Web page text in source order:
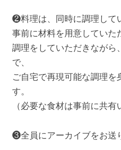
❷料理は、同時に調理して
事前に材料を用意していた
調理をしていただきながら
で、
ご自宅で再現可能な調理を
す。
（必要な食材は事前に共有
❸全員にアーカイブをお送